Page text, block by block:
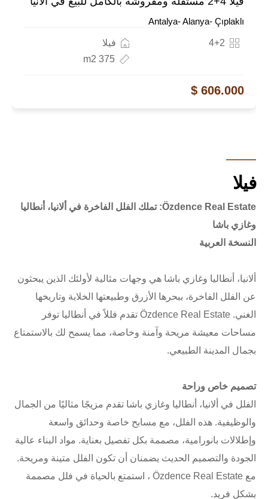
Antalya- Alanya- Çıplaklı
فيلا
4+2
375 m2
606.000 $
فيلا
Özdence Real Estate: تملك الفلل الفاخرة في ألانيا، أنطاليا
وغازي باشا
النسخة العربية
ألانيا، أنطاليا وغازي باشا هي وجهات مثالية لأولئك الذين يبحثون
عن الفلل الفاخرة، ببحرها الأزرق وطبيعتها الخلابة وتاريخها
الغني. Özdence Real Estate تقدم فللاً في أنطاليا توفر
مساحات معيشة مريحة وآمنة وخاصة، مما يسمح لك بالاستمتاع
بجمال المدينة الطبيعي.
تصميم خاص وراحة
الفلل في ألانيا، أنطاليا وغازي باشا تقدم مزيجًا مثاليًا من الجمال
والوظيفية. هذه الفلل، مع مسابح خاصة وحدائق واسعة
وإطلالات بانورامية، مصممة بكل تفصيل بعناية. مواد البناء عالية
الجودة والتصميم الحديث يضمنان أن تكون الفلل متينة ومريحة.
مع Özdence Real Estate ، استمتع بالحياة في فلل مصممة
بشكل فريد.